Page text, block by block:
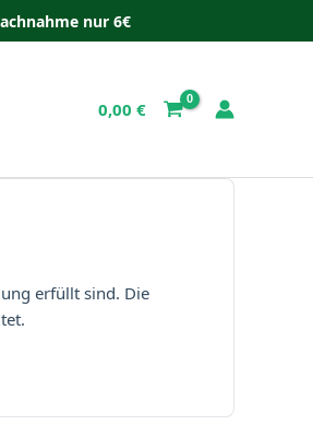
nur 6€
0,00 €
erfüllt sind. Die